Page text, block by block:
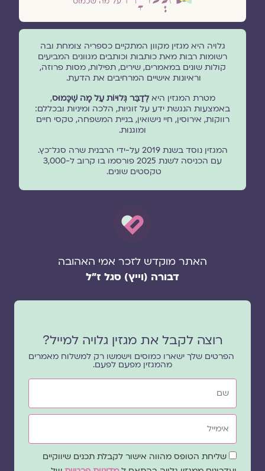
גלויה היא מגזין מקוון המתקיים כספריה צומחת ובה
רשומות רבות מאת כותבות וכותבים מגוונים המביעים
קולות שונים במאמרים, שירים, תפילות, מסות פרוזה,
וראיונות אישיים המרחיבים את הדעת.
מטרת המגזין היאלְדַבֵּר גְּלוּיוֹת עַל מָה שֶׁכָּמוּס,
באמצעות הנגשת ידע על זוגיות, הלכה ומיניות ובכללם:
רווקות, אירוסין, חיי נישואין, בניית המשפחה, טקסי חיים
ומוגנוּת.
המגזין נוסד בשנת 2019 על-ידי הרבנית שרה סגל־כץ.
עם הכניסה לשנת 2025 פורסמו בו קרוב ל-3,000
טקסטים שונים.
האתר מוקדש לזכר אמי האהובה
דבורה (וייץ) סגל ז"ל
רוצה לקבל את מגזין גלויה למייל?
הפרטים שלך ישארו כמוסים וישמשו רק למשלוח מאמרים
מהמגזין מפעם לפעם.
שם
אימייל
שדהשליחת הטופס מהווה אישור לקבלת תכנים שיווקיים